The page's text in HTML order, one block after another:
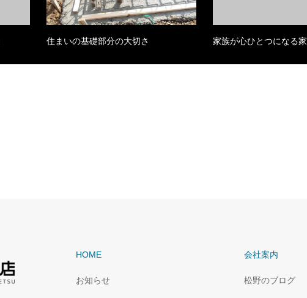
住まいの基礎部分の大切さ 家族が心ひとつになる家
HOME
お知らせ
会社案内
松野のブログ